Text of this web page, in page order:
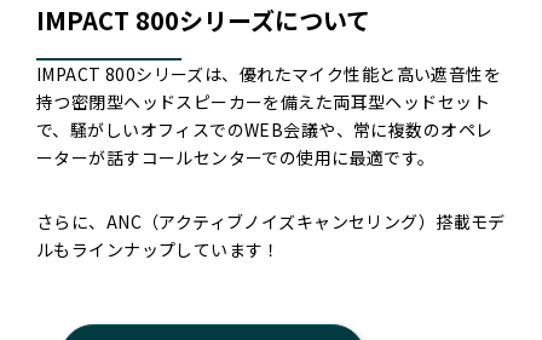
IMPACT 800シリーズについて
IMPACT 800シリーズは、優れたマイク性能と高い遮音性を
持つ密閉型ヘッドスピーカーを備えた両耳型ヘッドセット
で、騒がしいオフィスでのWEB会議や、常に複数のオペレ
ーターが話すコールセンターでの使用に最適です。
さらに、ANC（アクティブノイズキャンセリング）搭載モデ
ルもラインナップしています！